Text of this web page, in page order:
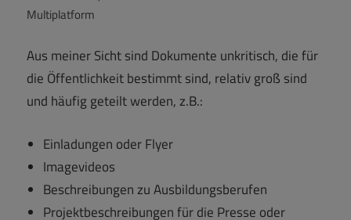
Multiplatform
Aus meiner Sicht sind Dokumente unkritisch, die für
die Öffentlichkeit bestimmt sind, relativ groß sind
und häufig geteilt werden, z.B.:
Einladungen oder Flyer
Imagevideos
Beschreibungen zu Ausbildungsberufen
Projektbeschreibungen für die Presse oder